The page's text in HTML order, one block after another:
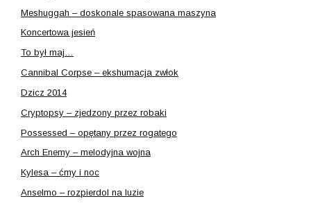
Meshuggah – doskonale spasowana maszyna
Koncertowa jesień
To był maj…
Cannibal Corpse – ekshumacja zwłok
Dzicz 2014
Cryptopsy – zjedzony przez robaki
Possessed – opętany przez rogatego
Arch Enemy – melodyjna wojna
Kylesa – ćmy i noc
Anselmo – rozpierdol na luzie